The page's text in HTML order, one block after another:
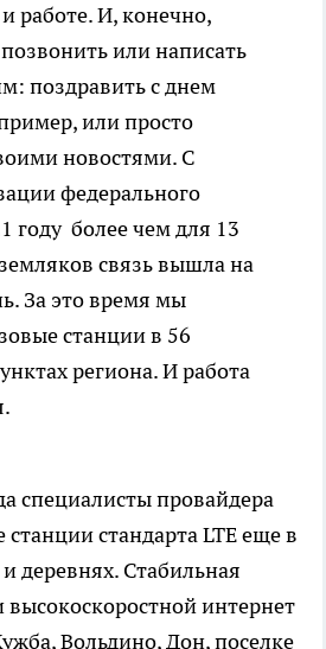
работе. И, конечно,
или написать
поздравить с днем
или просто
новостями. С
федерального
году более чем для 13
связь вышла на
За это время мы
станции в 56
региона. И работа
специалисты провайдера
станции стандарта LTE еще в
и деревнях. Стабильная
высокоскоростной интернет
Вольдино, Дон, поселке